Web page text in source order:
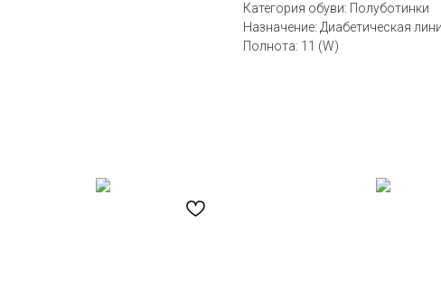
Категория обуви: Полуботинки
Назначение: Диабетическая
Полнота: 11 (W)